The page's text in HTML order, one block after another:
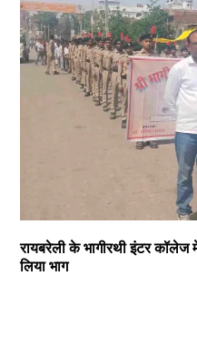
रायबरेली के भागीरथी इंटर कॉलेज
लिया भाग